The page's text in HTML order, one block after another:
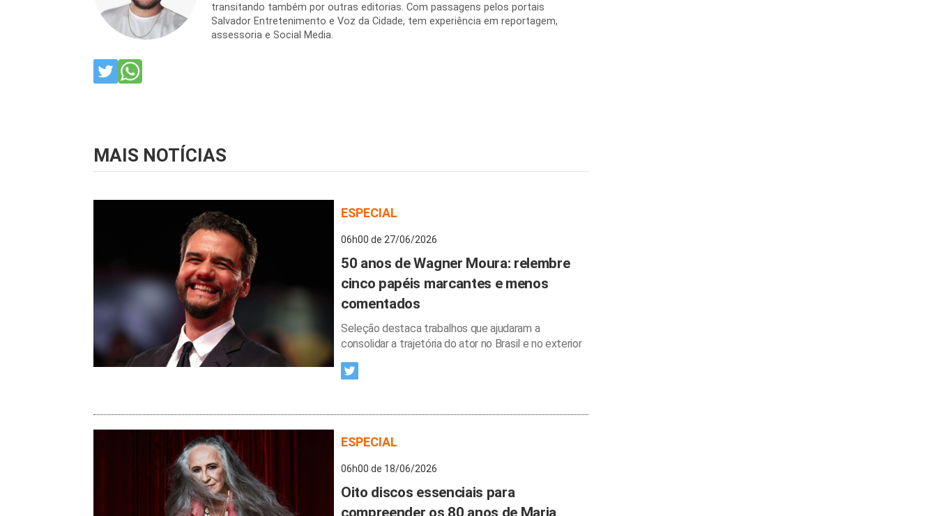
transitando também por outras editorias. Com passagens pelos portais
Salvador Entretenimento e Voz da Cidade, tem experiência em reportagem,
assessoria e Social Media.
MAIS NOTÍCIAS
ESPECIAL
06h00 de 27/06/2026
50 anos de Wagner Moura: relembre
cinco papéis marcantes e menos
comentados
Seleção destaca trabalhos que ajudaram a
consolidar a trajetória do ator no Brasil e no exterior
ESPECIAL
06h00 de 18/06/2026
Oito discos essenciais para
compreender os 80 anos de Maria